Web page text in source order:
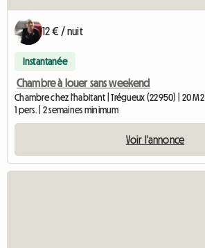
12 € / nuit
Instantanée
Chambre à louer sans weekend
Chambre chez l'habitant | Trégueux (22950) | 20 M2
1 pers. | 2 semaines minimum
Voir l'annonce